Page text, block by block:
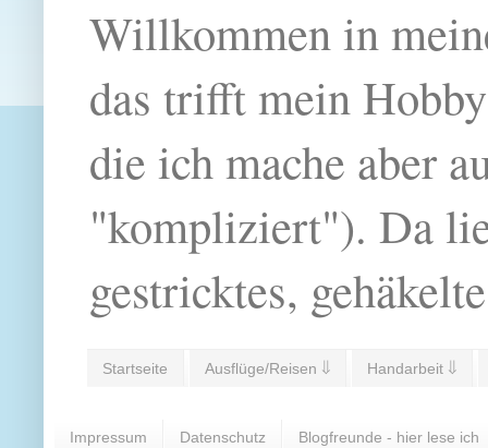
Willkommen in
das trifft mein
die ich mache aber
"kompliziert"). Da
gestricktes,
Startseite Ausflüge/Reisen ⇓ Handarbeit ⇓
Impressum Datenschutz Blogfreunde - hier lese ich